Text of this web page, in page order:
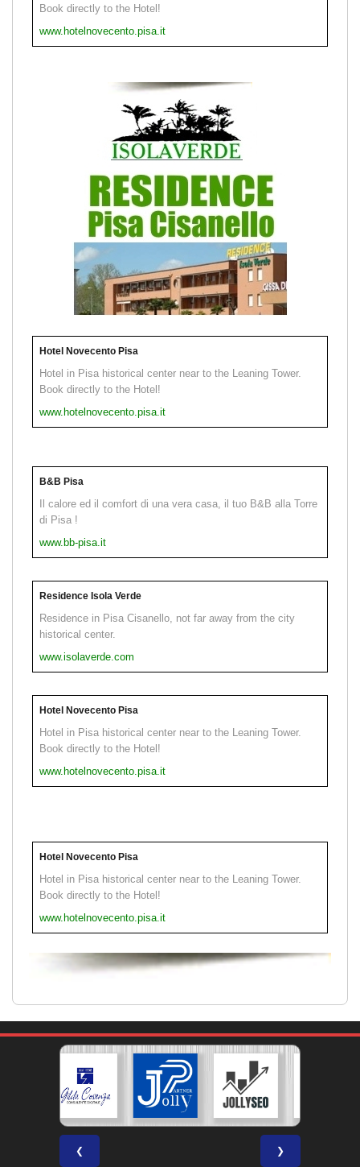
Book directly to the Hotel!
www.hotelnovecento.pisa.it
Hotel Novecento Pisa
Hotel in Pisa historical center near to the Leaning Tower.
Book directly to the Hotel!
www.hotelnovecento.pisa.it
B&B Pisa
Il calore ed il comfort di una vera casa, il tuo B&B alla Torre
di Pisa !
www.bb-pisa.it
Residence Isola Verde
Residence in Pisa Cisanello, not far away from the city
historical center.
www.isolaverde.com
Hotel Novecento Pisa
Hotel in Pisa historical center near to the Leaning Tower.
Book directly to the Hotel!
www.hotelnovecento.pisa.it
Hotel Novecento Pisa
Hotel in Pisa historical center near to the Leaning Tower.
Book directly to the Hotel!
www.hotelnovecento.pisa.it
❮ ❯